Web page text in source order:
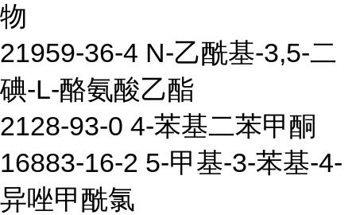
物
21959-36-4 N-乙酰基-3,5-二
碘-L-酪氨酸乙酯
2128-93-0 4-苯基二苯甲酮
16883-16-2 5-甲基-3-苯基-4-
异唑甲酰氯